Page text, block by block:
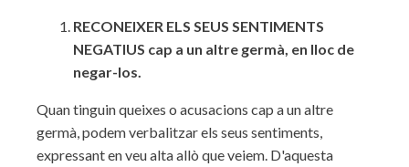
RECONEIXER ELS SEUS SENTIMENTS
NEGATIUS cap a un altre germà, en lloc de
negar-los.
Quan tinguin queixes o acusacions cap a un altre
germà, podem verbalitzar els seus sentiments,
expressant en veu alta allò que veiem. D'aquesta